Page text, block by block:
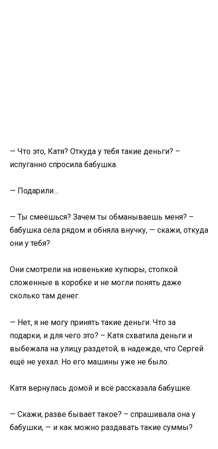
— Что это, Катя? Откуда у тебя такие деньги? –
испуганно спросила бабушка.
— Подарили…
— Ты смеёшься? Зачем ты обманываешь меня? –
бабушка села рядом и обняла внучку, — скажи, откуда
они у тебя?
Они смотрели на новенькие купюры, стопкой
сложенные в коробке и не могли понять даже
сколько там денег.
— Нет, я не могу принять такие деньги. Что за
подарки, и для чего это? – Катя схватила деньги и
выбежала на улицу раздетой, в надежде, что Сергей
ещё не уехал. Но его машины уже не было.
Катя вернулась домой и всё рассказала бабушке.
— Скажи, разве бывает такое? – спрашивала она у
бабушки, — и как можно раздавать такие суммы?